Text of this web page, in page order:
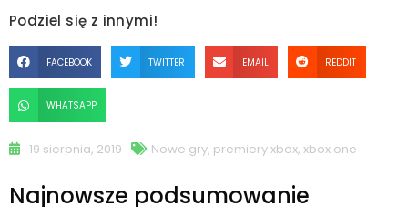
Podziel się z innymi!
FACEBOOK TWITTER EMAIL REDDIT
WHATSAPP
19 sierpnia, 2019 Nowe gry, premiery xbox, xbox one
Najnowsze podsumowanie